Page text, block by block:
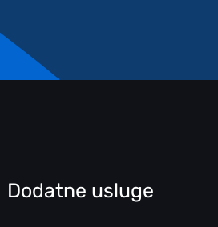
Dodatne usluge